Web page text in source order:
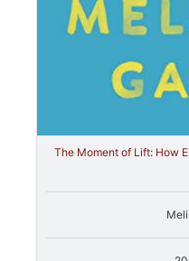
The Moment of Lift: How